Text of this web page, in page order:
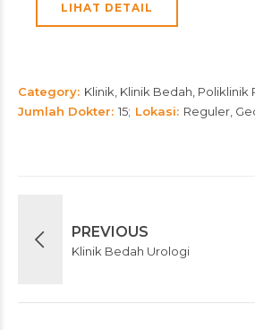
LIHAT DETAIL
Category Klinik, Klinik Bedah, Poliklinik
Jumlah Dokter 15 Lokasi Reguler,
PREVIOUS
Klinik Bedah Urologi